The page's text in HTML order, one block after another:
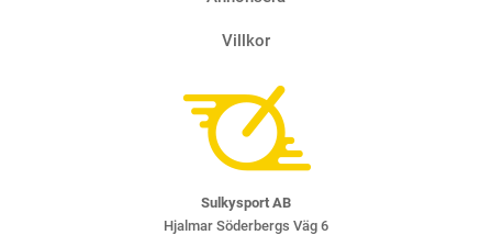
Villkor
Sulkysport AB
Hjalmar Söderbergs Väg 6